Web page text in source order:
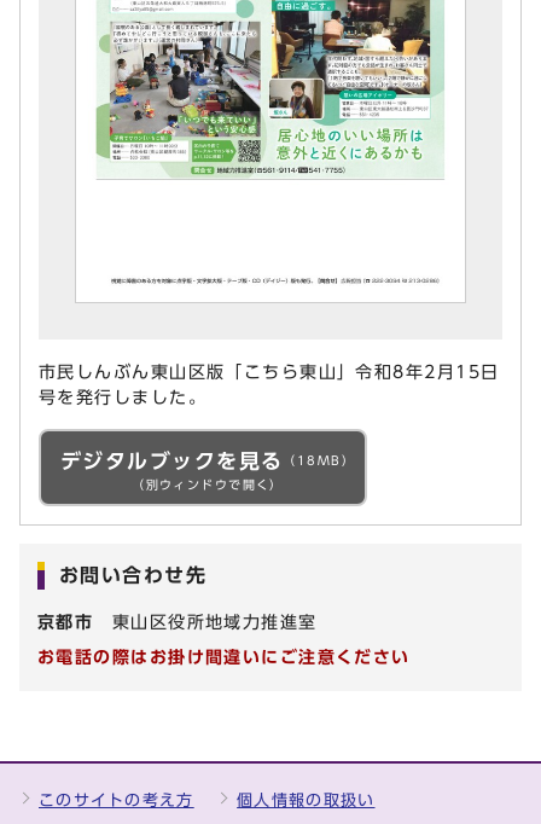
市民しんぶん東山区版「こちら東山」令和8年2月15日
号を発行しました。
デジタルブックを見る
（18MB）
（別ウィンドウで開く）
お問い合わせ先
京都市 東山区役所地域力推進室
お電話の際はお掛け間違いにご注意ください
このサイトの考え方 個人情報の取扱い